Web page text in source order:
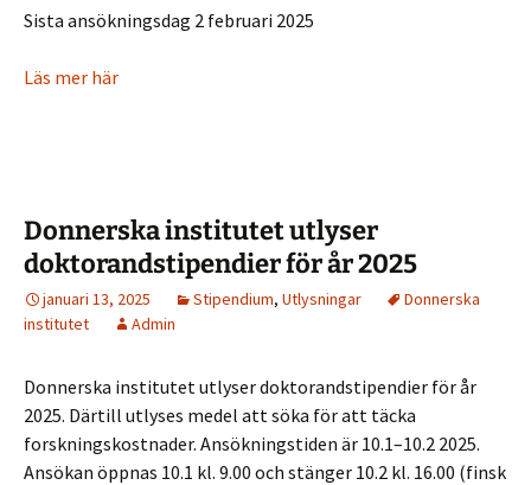
Sista ansökningsdag 2 februari 2025
Läs mer här
Donnerska institutet utlyser
doktorandstipendier för år 2025
januari 13, 2025 Stipendium, Utlysningar
Donnerska
institutet
Admin
Donnerska institutet utlyser doktorandstipendier för år
2025. Därtill utlyses medel att söka för att täcka
forskningskostnader. Ansökningstiden är 10.1–10.2 2025.
Ansökan öppnas 10.1 kl. 9.00 och stänger 10.2 kl. 16.00 (finsk